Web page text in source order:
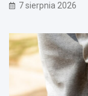
7 sierpnia 2026